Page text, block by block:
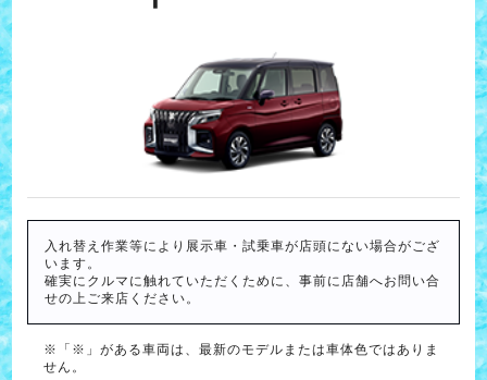
入れ替え作業等により展示車・試乗車が店頭にない場合がござ
います。
確実にクルマに触れていただくために、事前に店舗へお問い合
せの上ご来店ください。
※「※」がある車両は、最新のモデルまたは車体色ではありま
せん。